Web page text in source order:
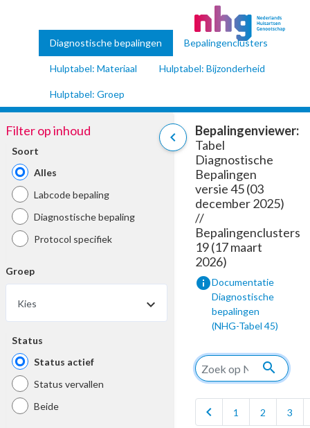
Diagnostische bepalingen Bepalingenclusters
Hulptabel: Materiaal Hulptabel: Bijzonderheid
Hulptabel: Groep
chevron_left
Filter op inhoud
Soort
Alles
Labcode bepaling
Diagnostische bepaling
Protocol specifiek
Groep
Kies
Status
Status actief
Status vervallen
Beide
Bepalingenviewer:
Tabel
Diagnostische
Bepalingen
versie 45 (03
december 2025)
//
Bepalingenclusters
19 (17 maart
2026)
infoDocumentatie
Diagnostische
bepalingen
(NHG-Tabel 45)
search
chevron_left 1 2 3